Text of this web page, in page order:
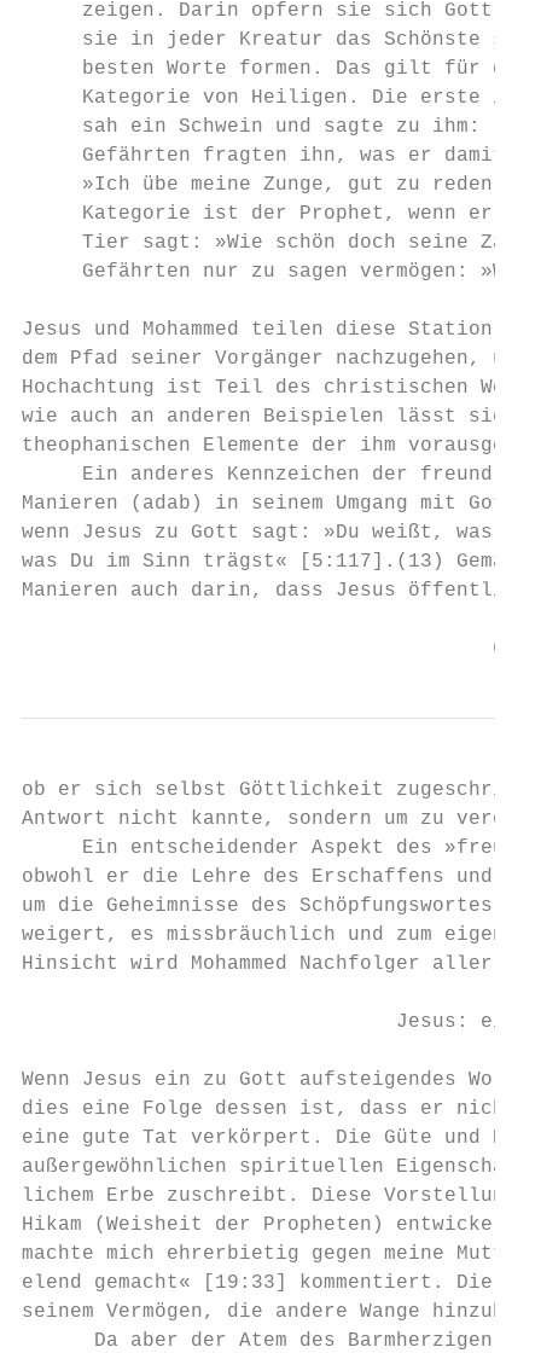
zeigen. Darin opfern sie sich Gott.
sie in jeder Kreatur das Schönste
besten Worte formen. Das gilt für
Kategorie von Heiligen. Die erste
sah ein Schwein und sagte zu ihm:
Gefährten fragten ihn, was er damit
»Ich übe meine Zunge, gut zu reden.«
Kategorie ist der Prophet, wenn er
Tier sagt: »Wie schön doch seine
Gefährten nur zu sagen vermögen: »Wie
Jesus und Mohammed teilen diese Station,
dem Pfad seiner Vorgänger nachzugehen,
Hochachtung ist Teil des christischen
wie auch an anderen Beispielen lässt sich
theophanischen Elemente der ihm
Ein anderes Kennzeichen der
Manieren (adab) in seinem Umgang mit
wenn Jesus zu Gott sagt: »Du weißt, was
was Du im Sinn trägst« [5:117].(13) Gemäß
Manieren auch darin, dass Jesus
                                       6
ob er sich selbst Göttlichkeit
Antwort nicht kannte, sondern um zu
Ein entscheidender Aspekt des
obwohl er die Lehre des Erschaffens und
um die Geheimnisse des Schöpfungswortes
weigert, es missbräuchlich und zum
Hinsicht wird Mohammed Nachfolger aller
Jesus: eine
Wenn Jesus ein zu Gott aufsteigendes
dies eine Folge dessen ist, dass er nicht
eine gute Tat verkörpert. Die Güte und
außergewöhnlichen spirituellen
lichem Erbe zuschreibt. Diese Vorstellung
Hikam (Weisheit der Propheten) entwickelt,
machte mich ehrerbietig gegen meine
elend gemacht« [19:33] kommentiert. Die
seinem Vermögen, die andere Wange
Da aber der Atem des Barmherzigen